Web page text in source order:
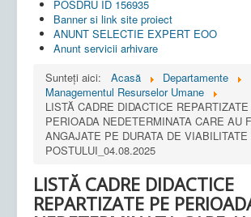
POSDRU ID 156935
Banner si link site proiect
ANUNT SELECTIE EXPERT EOO
Anunt servicii arhivare
Sunteți aici:
Acasă
Departamente
Managementul Resurselor Umane
LISTĂ CADRE DIDACTICE
PERIOADA NEDETERMINATA CARE AU
ANGAJATE PE DURATA DE VIABILITATE
POSTULUI_04.08.2025
LISTĂ CADRE DIDACTICE
REPARTIZATE PE